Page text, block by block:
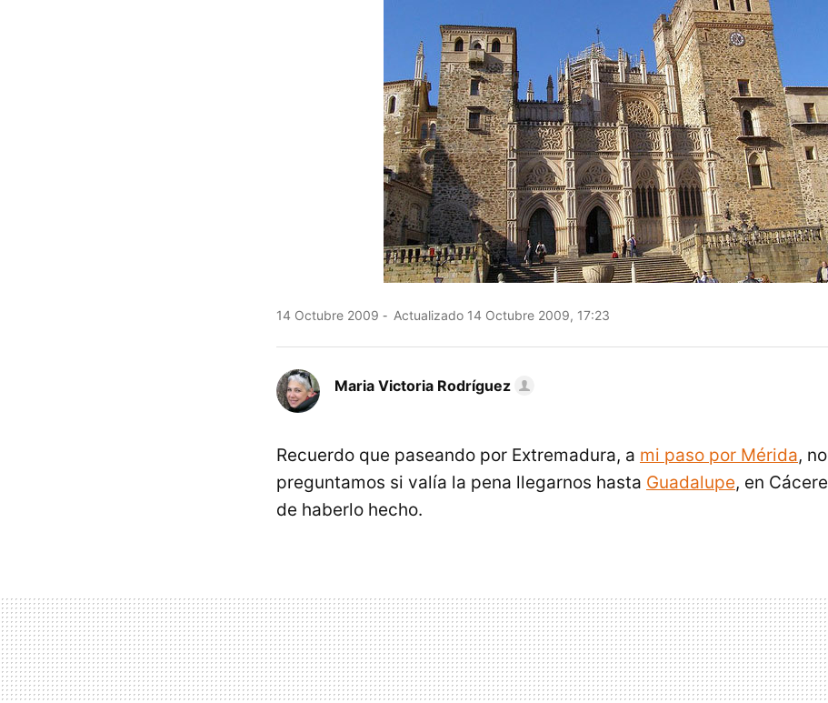
14 Octubre 2009 Actualizado 14 Octubre 2009, 17:23
Maria Victoria Rodríguez
Recuerdo que paseando por Extremadura, a mi paso por Mérida,
preguntamos si valía la pena llegarnos hasta Guadalupe, en
de haberlo hecho.